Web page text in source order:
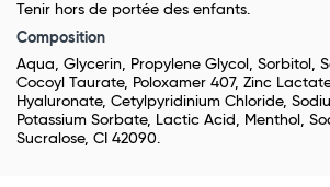
Tenir hors de portée des enfants.
Composition
Aqua, Glycerin, Propylene Glycol, Sorbitol,
Cocoyl Taurate, Poloxamer 407, Zinc
Hyaluronate, Cetylpyridinium Chloride,
Potassium Sorbate, Lactic Acid, Menthol,
Sucralose, CI 42090.